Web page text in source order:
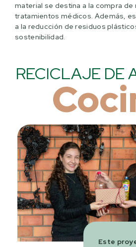
material se destina a la compra
tratamientos médicos. Además,
a la reducción de residuos
sostenibilidad.
RECICLAJE DE
Este